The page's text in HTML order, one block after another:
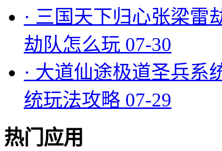
· 三国天下归心张梁雷
劫队怎么玩 07-30
· 大道仙途极道圣兵系
统玩法攻略 07-29
热门应用